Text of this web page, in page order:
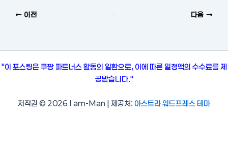
이전 다음
"이 포스팅은 쿠팡 파트너스 활동의 일환으로, 이에 따른 일정액의 수수료를 제
공받습니다."
저작권 © 2026 I am-Man | 제공처: 아스트라 워드프레스 테마